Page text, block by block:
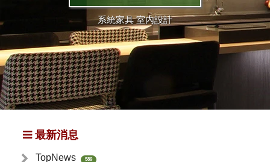
系統家具 室內設計
最新消息
TopNews 589